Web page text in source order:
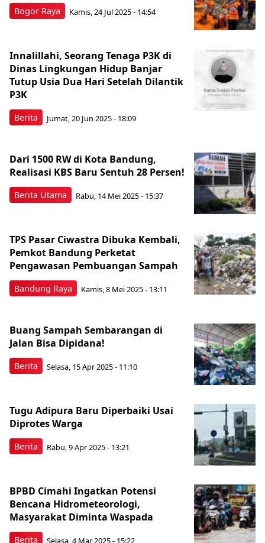
Bogor Raya Kamis, 24 Jul 2025 - 14:54
Berita
Innalillahi, Seorang Tenaga P3K di
Dinas Lingkungan Hidup Banjar
Tutup Usia Dua Hari Setelah Dilantik
P3K
Jumat, 20 Jun 2025 - 18:09
Berita Utama
Dari 1500 RW di Kota Bandung,
Realisasi KBS Baru Sentuh 28 Persen!
Rabu, 14 Mei 2025 - 15:37
Bandung Raya
TPS Pasar Ciwastra Dibuka Kembali,
Pemkot Bandung Perketat
Pengawasan Pembuangan Sampah
Kamis, 8 Mei 2025 - 13:11
Berita
Buang Sampah Sembarangan di
Jalan Bisa Dipidana!
Selasa, 15 Apr 2025 - 11:10
Berita
Tugu Adipura Baru Diperbaiki Usai
Diprotes Warga
Rabu, 9 Apr 2025 - 13:21
Berita
BPBD Cimahi Ingatkan Potensi
Bencana Hidrometeorologi,
Masyarakat Diminta Waspada
Selasa, 4 Mar 2025 - 15:22